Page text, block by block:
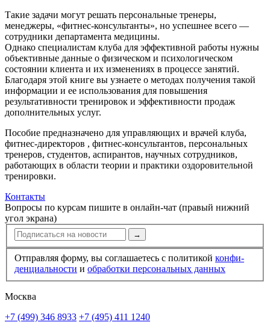
Такие задачи могут решать персональ­ные тренеры,
менеджеры, «фитнес-консультанты», но успешнее всего —
сотрудники департамента медицин­ы.
Однако специалистам клуба для эффективной работы нужны
объективные данные о физическом и психологическом
состоянии клиента и их изменениях в процессе занятий.
Благодаря этой книге вы узнаете о методах получения такой
информации и ее использова­ния для повышения
результативности тренировок и эффективности продаж
дополнительных услуг.
Пособие предназначено для управляющих и врачей клуба,
фитнес-директоров , фитнес-консультантов, персональ­ных
тренеров, студентов, аспирантов, научных сотрудников,
работающих в области теории и практики оздоровительной
тренировки.
Контакты
Вопросы по курсам пишите в онлайн-чат (правый нижний
угол экрана)
→
Отправляя форму, вы соглашаетесь с политикой конфи­
ден­циальности и обработки персональных данных
Москва
+7 (499) 346 8933 +7 (495) 411 1240